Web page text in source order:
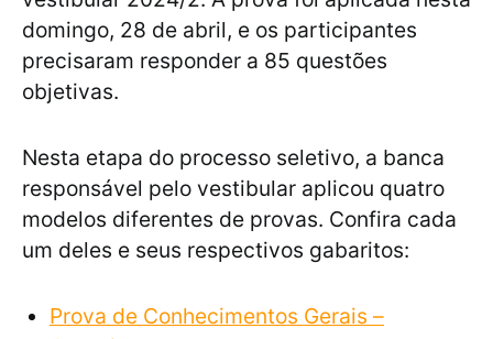
domingo, 28 de abril, e os participantes
precisaram responder a 85 questões
objetivas.
Nesta etapa do processo seletivo, a banca
responsável pelo vestibular aplicou quatro
modelos diferentes de provas. Confira cada
um deles e seus respectivos gabaritos:
Prova de Conhecimentos Gerais –